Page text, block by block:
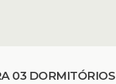
03 DORMITÓRIOS